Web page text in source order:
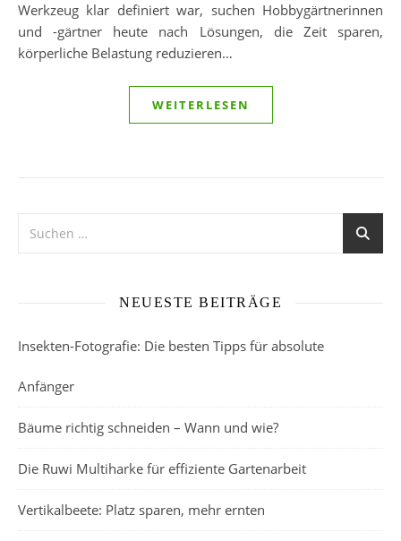
Werkzeug klar definiert war, suchen Hobbygärtnerinnen
und -gärtner heute nach Lösungen, die Zeit sparen,
körperliche Belastung reduzieren…
WEITERLESEN
NEUESTE BEITRÄGE
Insekten-Fotografie: Die besten Tipps für absolute
Anfänger
Bäume richtig schneiden – Wann und wie?
Die Ruwi Multiharke für effiziente Gartenarbeit
Vertikalbeete: Platz sparen, mehr ernten